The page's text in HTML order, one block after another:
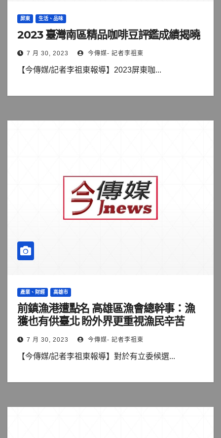
屏東 生活、品味
2023 臺灣南區精品咖啡豆評鑑成績揭曉
7 月 30, 2023 今傳媒- 記者李祖東
【今傳媒/記者李祖東報導】2023屏東咖...
產業、財經 高雄市
前鎮漁港遭點名 高雄區漁會總幹事：漁
獲也有供臺北 盼外界更重視漁民辛苦
7 月 30, 2023 今傳媒- 記者李祖東
【今傳媒/記者李祖東報導】對於有立委候選...